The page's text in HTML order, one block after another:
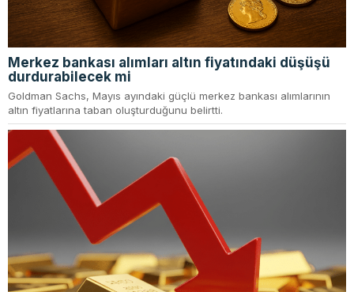
Merkez bankası alımları altın fiyatındaki düşüşü
durdurabilecek mi
Goldman Sachs, Mayıs ayındaki güçlü merkez bankası alımlarının
altın fiyatlarına taban oluşturduğunu belirtti.